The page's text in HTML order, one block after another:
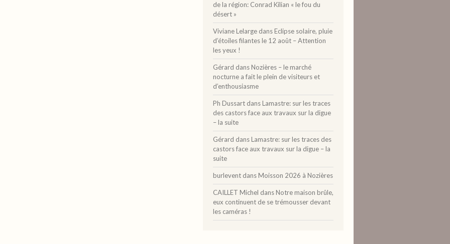
de la région: Conrad Kilian « le fou du
désert »
Viviane Lelarge dansEclipse solaire, pluie
d’étoiles filantes le 12 août – Attention
les yeux !
Gérard dansNozières – le marché
nocturne a fait le plein de visiteurs et
d’enthousiasme
Ph Dussart dansLamastre: sur les traces
des castors face aux travaux sur la digue
– la suite
Gérard dansLamastre: sur les traces des
castors face aux travaux sur la digue – la
suite
burlevent dansMoisson 2026 à Nozières
CAILLET Michel dansNotre maison brûle,
eux continuent de se trémousser devant
les caméras !